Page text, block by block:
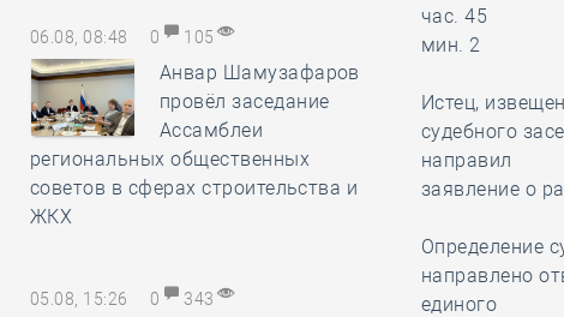
06.08, 08:48 0 105
Анвар Шамузафаров
провёл заседание
Ассамблеи
региональных общественных
советов в сферах строительства и
ЖКХ
05.08, 15:26 0 343
час. 45
мин. 2
Истец,
судебного
направил
заявление о
Определение
направлено
единого